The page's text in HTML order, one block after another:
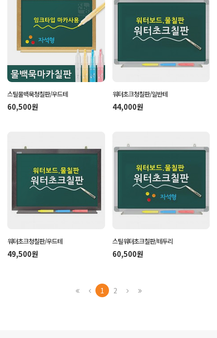
스틸물백묵청칠판/우드테
60,500원
워터초크청칠판/일반테
44,000원
워터초크청칠판/우드테
49,500원
스틸워터초크칠판/테두리
60,500원
1 2